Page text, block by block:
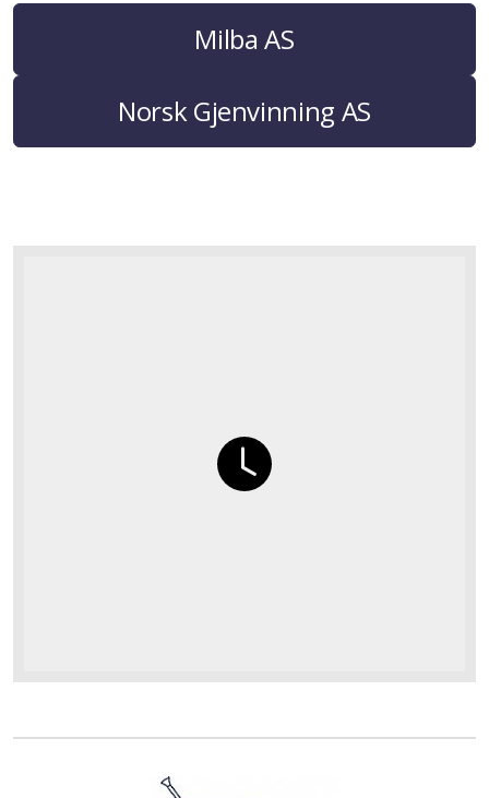
Milba AS
Norsk Gjenvinning AS